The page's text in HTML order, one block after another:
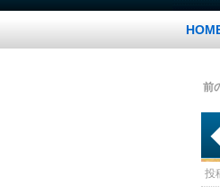
前
投